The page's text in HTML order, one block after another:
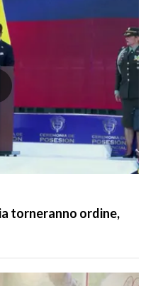
torneranno ordine,